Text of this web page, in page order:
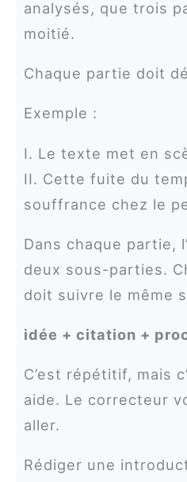
analysés, que trois
moitié.
Chaque partie doit
Exemple :
I. Le texte met en
II. Cette fuite du
souffrance chez le
Dans chaque partie,
deux sous-parties.
doit suivre le même
idée + citation +
C’est répétitif, mais
aide. Le correcteur
aller.
Rédiger une